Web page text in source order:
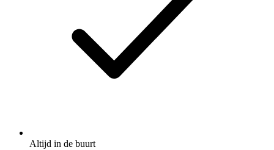
Altijd in de buurt